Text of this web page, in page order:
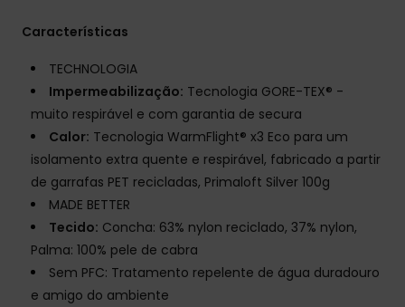
Características
TECHNOLOGIA
Impermeabilização: Tecnologia GORE-TEX® -
muito respirável e com garantia de secura
Calor: Tecnologia WarmFlight® x3 Eco para um
isolamento extra quente e respirável, fabricado a partir
de garrafas PET recicladas, Primaloft Silver 100g
MADE BETTER
Tecido: Concha: 63% nylon reciclado, 37% nylon,
Palma: 100% pele de cabra
Sem PFC: Tratamento repelente de água duradouro
e amigo do ambiente